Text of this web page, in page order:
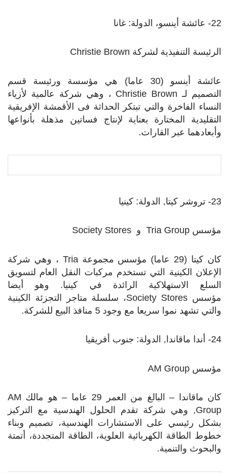
22- عائشة أينسو، الدولة: غانا
الرئيسة التنفيذية لشركة Christie Brown
عائشة أينسو (30 عاما) هي مؤسسة ورئيسة قسم
التصميم لـ Christie Brown ، وهي شركة عالمية لأزياء
النساء الفاخرة والتي تبتكر الحداثة فى الأقمشة الإفريقية
التقليدية المختارة بعناية لإنتاج فساتين مذهلة بأنواعها
وأبعادهما عبر القارات.
23- تروشر كيتا, الدولة: كينيا
مؤسس Tria Group و Society Stores
كان كيتا (29 عاما) مؤسس مجموعة Tria ، وهي شركة
الإعلان الكينية التي تستخدم مركبات النقل العام لتسويق
السلع الاستهلاكية الرائدة في كينيا. وهو أيضا
مؤسس Society Stores، سلسلة متاجر التجزئة الكينية
والتي تشهد نموا سريعا مع وجود 5 منافذ البيع للشركة.
24- أندا ماقاندا, الدولة: جنوب أفريقيا
مؤسس AM Group
كان ماقاندا – البالغ من العمر 29 عاما – هو مالك
AM
Group, وهي شركة تقدم الحلول الهندسية مع التركيز
بشكل رئيسي على الاستشارات الهندسية، تصميم وبناء
خطوط الطاقة الكهربائية العلوية، الطاقة المتجددة، أتمتة
والبحوث والتنمية.